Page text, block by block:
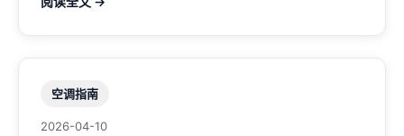
充电桩。电话：929-708-8979
空调指南
2026-04-10